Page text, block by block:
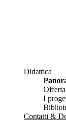
Didattica
I
Contatti &